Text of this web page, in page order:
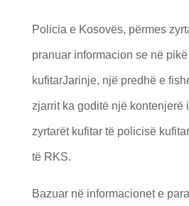
Policia e Kosovës, përmes
pranuar informacion se në
kufitarJarinje, një predhë e
zjarrit ka goditë një kontenjerë
zyrtarët kufitar të policisë
të RKS.
Bazuar në informacionet e